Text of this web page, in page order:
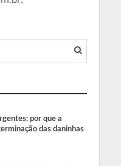
por que a
das daninhas